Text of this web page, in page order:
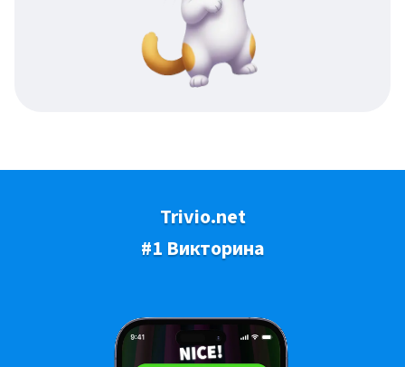
Trivio.net
#1 Викторина